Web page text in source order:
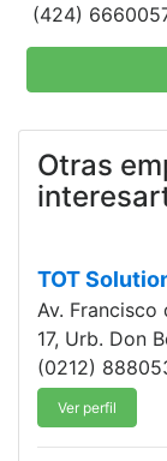
(424)
Otras
TOT
Av. Francisco
17, Urb. Don
(0212)
Ver perfil